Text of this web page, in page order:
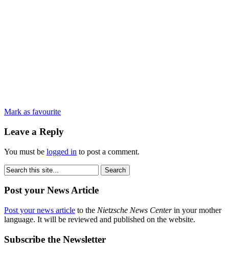
Mark as favourite
Leave a Reply
You must be logged in to post a comment.
Post your News Article
Post your news article to the Nietzsche News Centerin your mother
language. It will be reviewed and published on the website.
Subscribe the Newsletter